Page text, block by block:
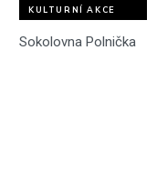
KULTURNÍ AKCE
Sokolovna Polnička